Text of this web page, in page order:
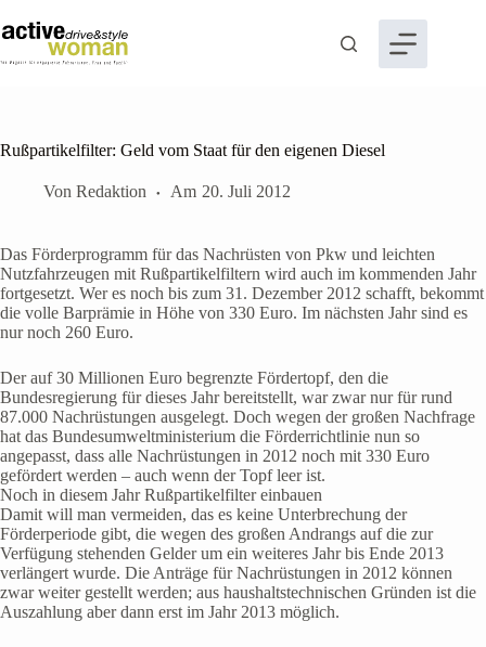
Inhalt
springen
Rußpartikelfilter: Geld vom Staat für den eigenen Diesel
Von Redaktion Am 20. Juli 2012
Das Förderprogramm für das Nachrüsten von Pkw und leichten
Nutzfahrzeugen mit Rußpartikelfiltern wird auch im kommenden Jahr
fortgesetzt. Wer es noch bis zum 31. Dezember 2012 schafft, bekommt
die volle Barprämie in Höhe von 330 Euro. Im nächsten Jahr sind es
nur noch 260 Euro.
Der auf 30 Millionen Euro begrenzte Fördertopf, den die
Bundesregierung für dieses Jahr bereitstellt, war zwar nur für rund
87.000 Nachrüstungen ausgelegt. Doch wegen der großen Nachfrage
hat das Bundesumweltministerium die Förderrichtlinie nun so
angepasst, dass alle Nachrüstungen in 2012 noch mit 330 Euro
gefördert werden – auch wenn der Topf leer ist.
Noch in diesem Jahr Rußpartikelfilter einbauen
Damit will man vermeiden, das es keine Unterbrechung der
Förderperiode gibt, die wegen des großen Andrangs auf die zur
Verfügung stehenden Gelder um ein weiteres Jahr bis Ende 2013
verlängert wurde. Die Anträge für Nachrüstungen in 2012 können
zwar weiter gestellt werden; aus haushaltstechnischen Gründen ist die
Auszahlung aber dann erst im Jahr 2013 möglich.